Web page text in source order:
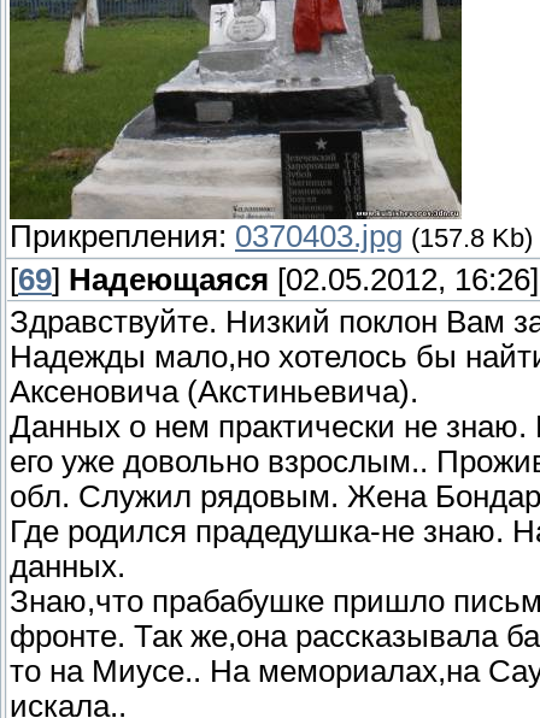
Прикрепления: 0370403.jpg (157.8 Kb)
[69] Надеющаяся [02.05.2012, 16:26]
Здравствуйте. Низкий поклон Вам
Надежды мало,но хотелось бы
Аксеновича (Акстиньевича).
Данных о нем практически не знаю.
его уже довольно взрослым..
обл. Служил рядовым. Жена
Где родился прадедушка-не знаю.
данных.
Знаю,что прабабушке пришло
фронте. Так же,она рассказывала
то на Миусе.. На мемориалах,на
искала..